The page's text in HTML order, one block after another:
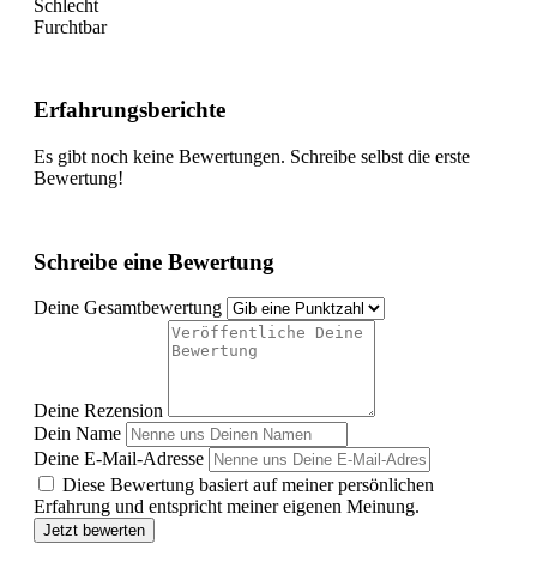
Schlecht
Furchtbar
Erfahrungsberichte
Es gibt noch keine Bewertungen. Schreibe selbst die erste
Bewertung!
Schreibe eine Bewertung
Deine Gesamtbewertung
Deine Rezension
Dein Name
Deine E-Mail-Adresse
Diese Bewertung basiert auf meiner persönlichen
Erfahrung und entspricht meiner eigenen Meinung.
Jetzt bewerten